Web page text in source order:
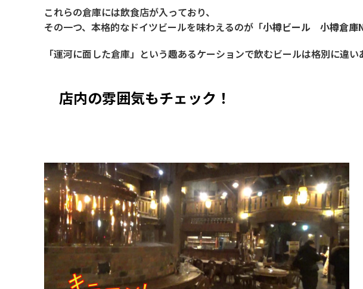
これらの倉庫には飲食店が入っており、
その一つ、本格的なドイツビールを味わえるのが「小樽ビール 小樽倉庫
「運河に面した倉庫」という趣あるケーションで飲むビールは格別に違い
店内の雰囲気もチェック！